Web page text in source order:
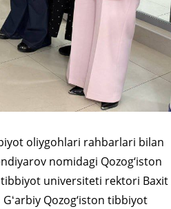
oliygohlari rahbarlari bilan
nomidagi Qozog‘iston
universiteti rektori Baxit
Qozog‘iston tibbiyot